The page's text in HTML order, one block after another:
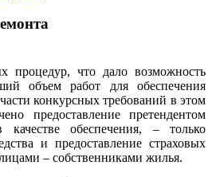
процедур, что дало возможность
объем работ для обеспечения
конкурсных требований в этом
предоставление претендентом
качестве обеспечения, – только
и предоставление страховых
– собственниками жилья.